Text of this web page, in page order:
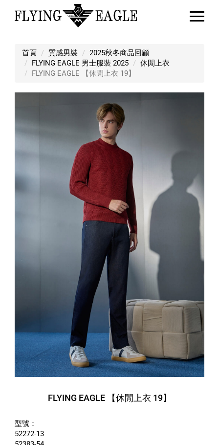
首頁 質感男裝
2025秋冬商品回顧
FLYING EAGLE 男士服裝 2025
休閒上衣
FLYING EAGLE 【休閒上衣 19】
FLYING EAGLE 【休閒上衣 19】
型號：
52272-13